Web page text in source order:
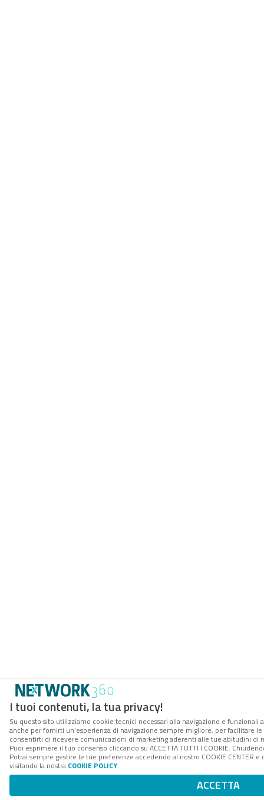
I tuoi contenuti, la tua privacy!
Su questo sito utilizziamo cookie tecnici necessari alla navigazione e funzionali
anche per fornirti un’esperienza di navigazione sempre migliore, per facilitare
consentirti di ricevere comunicazioni di marketing aderenti alle tue abitudini di
Puoi esprimere il tuo consenso cliccando su ACCETTA TUTTI I COOKIE.
Potrai sempre gestire le tue preferenze accedendo al nostro COOKIE
visitando la nostra COOKIE POLICY.
ACCETTA